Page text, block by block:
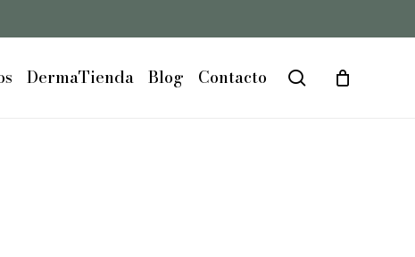
DermaTienda Blog Contacto search
Close